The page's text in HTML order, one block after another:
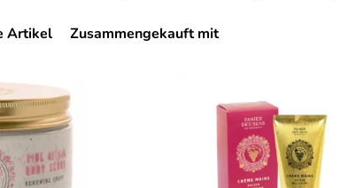
Artikel Zusammengekauft mit